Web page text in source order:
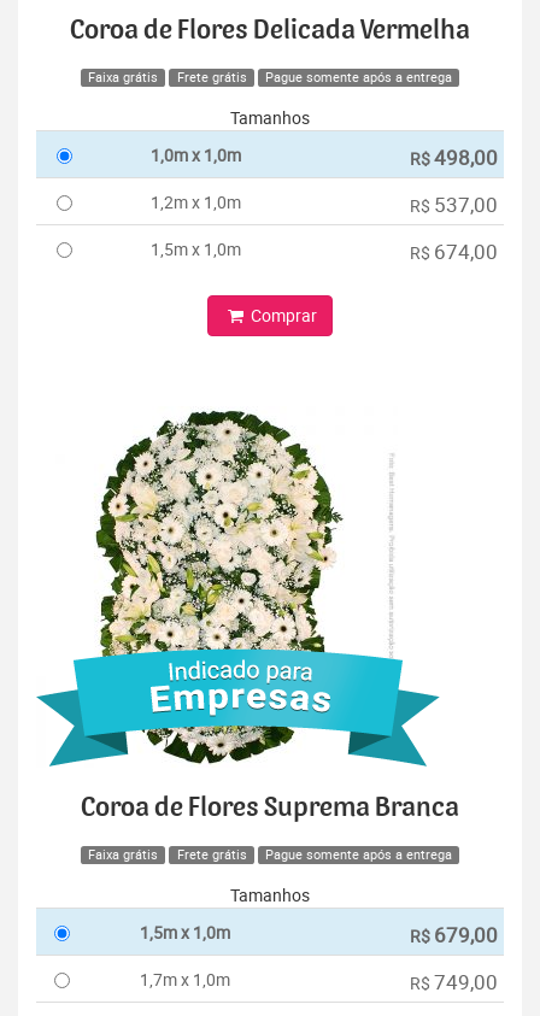
Coroa de Flores Delicada Vermelha
Faixa grátis Frete grátis Pague somente após a entrega
Tamanhos
1,0m x 1,0m
R$498,00
1,2m x 1,0m R$ 537,00
1,5m x 1,0m R$ 674,00
Comprar
Coroa de Flores Suprema Branca
Faixa grátis Frete grátis Pague somente após a entrega
Tamanhos
1,5m x 1,0m
R$ 679,00
1,7m x 1,0m R$ 749,00